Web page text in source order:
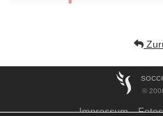
©
Impressum Fotos